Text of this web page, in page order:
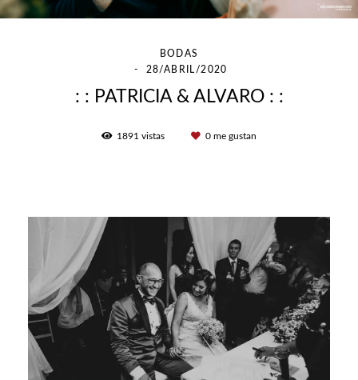
BODAS
28/ABRIL/2020
: : PATRICIA & ALVARO : :
1891 vistas 0 me gustan